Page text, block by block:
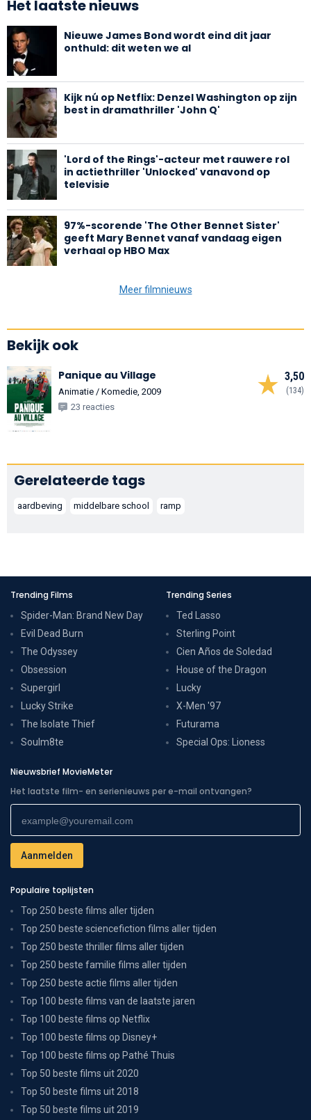
Het laatste nieuws
Nieuwe James Bond wordt eind dit jaar
onthuld: dit weten we al
Kijk nú op Netflix: Denzel Washington op zijn
best in dramathriller 'John Q'
'Lord of the Rings'-acteur met rauwere rol
in actiethriller 'Unlocked' vanavond op
televisie
97%-scorende 'The Other Bennet Sister'
geeft Mary Bennet vanaf vandaag eigen
verhaal op HBO Max
Meer filmnieuws
Bekijk ook
3,50
(134)
Panique au Village
Animatie / Komedie, 2009
23 reacties
Gerelateerde tags
aardbeving middelbare school ramp
Trending Films
Spider-Man: Brand New Day
Evil Dead Burn
The Odyssey
Obsession
Supergirl
Lucky Strike
The Isolate Thief
Soulm8te
Trending Series
Ted Lasso
Sterling Point
Cien Años de Soledad
House of the Dragon
Lucky
X-Men '97
Futurama
Special Ops: Lioness
Nieuwsbrief MovieMeter
Het laatste film- en serienieuws per e-mail ontvangen?
Populaire toplijsten
Top 250 beste films aller tijden
Top 250 beste sciencefiction films aller tijden
Top 250 beste thriller films aller tijden
Top 250 beste familie films aller tijden
Top 250 beste actie films aller tijden
Top 100 beste films van de laatste jaren
Top 100 beste films op Netflix
Top 100 beste films op Disney+
Top 100 beste films op Pathé Thuis
Top 50 beste films uit 2020
Top 50 beste films uit 2018
Top 50 beste films uit 2019